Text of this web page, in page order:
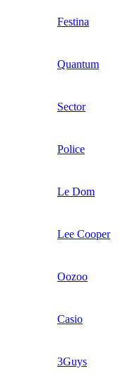
Festina
Quantum
Sector
Police
Le Dom
Lee Cooper
Oozoo
Casio
3Guys